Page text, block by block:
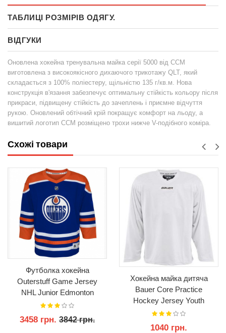
ТАБЛИЦІ РОЗМІРІВ ОДЯГУ.
ВІДГУКИ
Оновлена ​​хокейна тренувальна майка серії 5000 від CCM
виготовлена ​​з високоякісного дихаючого трикотажу QLT, який
складається з 100% поліестеру, щільністю 135 г/кв.м. Нова
конструкція в'язання забезпечує оптимальну стійкість кольору після
прикраси, підвищену стійкість до зачеплень і приємне відчуття
рукою. Оновлений обтічний крій покращує комфорт на льоду, а
вишитий логотип CCM розміщено трохи нижче V-подібного коміра.
Схожі товари
Футболка хокейна
Outerstuff Game Jersey
NHL Junior Edmonton
3458 грн. 3842 грн.
Хокейна майка дитяча
Bauer Core Practice
Hockey Jersey Youth
1040 грн.